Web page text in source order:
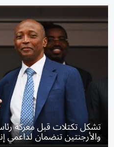
تشكل تكتلات قبل معركة
والأرجنتين تنضمان لداعمي